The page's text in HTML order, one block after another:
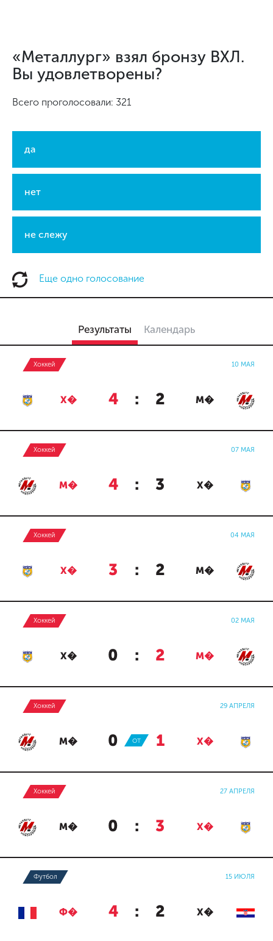
«Металлург» взял бронзу ВХЛ.
Вы удовлетворены?
Всего проголосовали: 321
да
нет
не слежу
Еще одно голосование
Результаты Календарь
Хоккей 10 МАЯ
Х� 4 : 2 М�
Хоккей 07 МАЯ
М� 4 : 3 Х�
Хоккей 04 МАЯ
Х� 3 : 2 М�
Хоккей 02 МАЯ
Х� 0 : 2 М�
Хоккей 29 АПРЕЛЯ
М� 0 : 1 Х�
ОТ
Хоккей 27 АПРЕЛЯ
М� 0 : 3 Х�
Футбол 15 ИЮЛЯ
Ф� 4 : 2 Х�